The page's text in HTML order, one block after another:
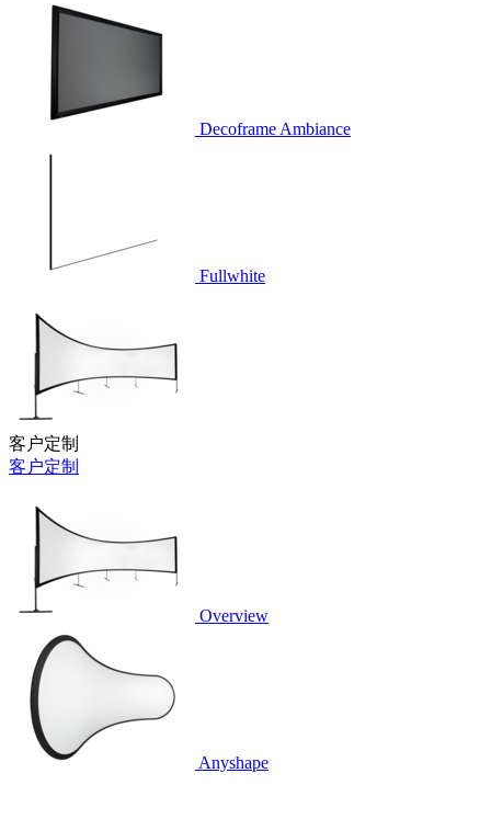
Decoframe Ambiance
Fullwhite
客户定制
客户定制
Overview
Anyshape